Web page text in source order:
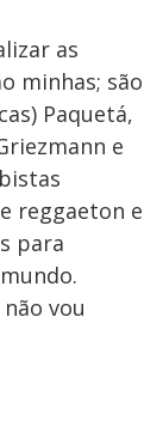
as
minhas; são
Paquetá,
e
reggaeton e
para
vou